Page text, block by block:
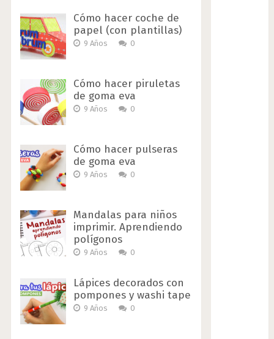
Cómo hacer coche de
papel (con plantillas)
9 Años 0
Cómo hacer piruletas
de goma eva
9 Años 0
Cómo hacer pulseras
de goma eva
9 Años 0
Mandalas para niños
imprimir. Aprendiendo
polígonos
9 Años 0
Lápices decorados con
pompones y washi tape
9 Años 0